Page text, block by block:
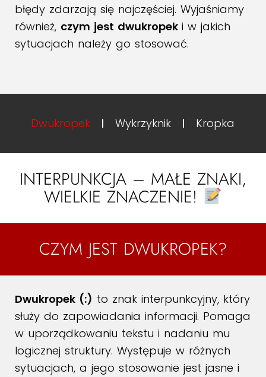
błędy zdarzają się najczęściej. Wyjaśniamy
również, czym jest dwukropek i w jakich
sytuacjach należy go stosować.
Dwukropek Wykrzyknik Kropka
INTERPUNKCJA – MAŁE ZNAKI,
WIELKIE ZNACZENIE!
CZYM JEST DWUKROPEK?
Dwukropek (:) to znak interpunkcyjny, który
służy do zapowiadania informacji. Pomaga
w uporządkowaniu tekstu i nadaniu mu
logicznej struktury. Występuje w różnych
sytuacjach, a jego stosowanie jest jasne i